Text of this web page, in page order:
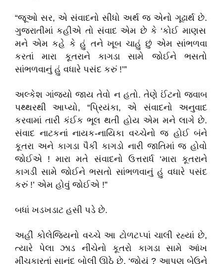
“જૂઓ સર, એ સંવાદનો સીધો અર્થ જ એનો ગૂઢાર્થ છે.
ગુજરાતીમાં કહીએ તો સંવાદ એમ છે કે ‘કોઈ માણસ
મને એમ કહે કે હું તને ખૂબ ચાહું છું એમ સાંભળવા
કરતાં મારા કૂતરાને કાગડા સામે જોઈને ભસતો
સાંભળવાનું હું વધારે પસંદ કરું !’”
અલ્કેશ ગાંજ્યો જાય તેવો ન હતો. તેણે ઈંટનો જવાબ
પથ્થરથી આપ્યો, “પ્રિયંકા,એ સંવાદનો અનુવાદ
કરવામાં તારી કંઈક ભૂલ થતી હોય એમ મને લાગે છે.
સંવાદ નાટકનાં નાયક-નાયિકા વચ્ચેનો જ હોઈ બંને
કૂતરા અને કાગડા પૈકી કાગડો નારી જાતિમાં જ હોવો
જોઈએ ! મારા મતે સંવાદનો ઉત્તરાર્ધ ‘મારા કૂતરાને
કાગડી સામે જોઈને ભસતો સાંભળવાનું હું વધારે પસંદ
કરું !’ એમ હોવું જોઈએ !”
બધાં ખડખડાટ હસી પડે છે.
અહીં કોલેજિયનો વચ્ચે આ ટોળટપ્પાં ચાલી રહ્યાં છે,
ત્યારે પેલા ઝાડ નીચેનો કૂતરો કાગડા સામે આંખ
મીંચકારતાં સાનંદ બોલી ઊઠે છે, ‘જોયું? આપણ બેઉને